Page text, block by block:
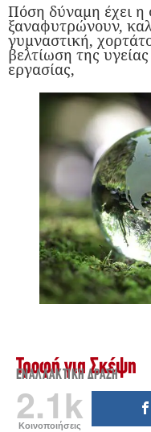
Πόση δύναμη έχει
ξαναφυτρώνουν,
γυμναστική,
βελτίωση της
εργασίας,
Τροφή για Σκέψη
ΕΝΑΛΛΑΚΤΙΚΉ ΔΡΆΣΗ
2.1k
Κοινοποιήσεις